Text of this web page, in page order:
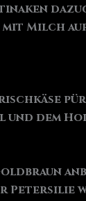
mit Milch
dem
Petersilie